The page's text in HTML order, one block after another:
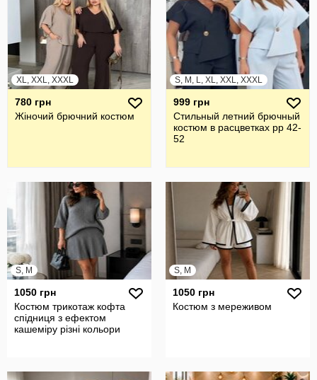
XL, XXL, XXXL
780 грн
Жiночий брючний костюм
S, M, L, XL, XXL, XXXL
999 грн
Стильный летний брючный
костюм в расцветках рр 42-
52
S, M
1050 грн
Костюм трикотаж кофта
спідниця з ефектом
кашеміру різні кольори
S, M
1050 грн
Костюм з мереживом